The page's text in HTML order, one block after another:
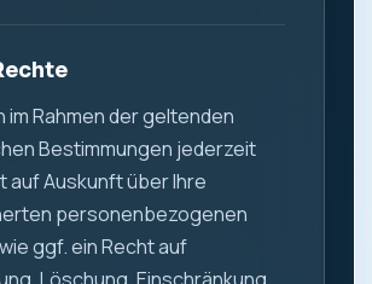
im Rahmen der geltenden
Bestimmungen jederzeit
auf Auskunft über Ihre
personenbezogenen
ggf. ein Recht auf
Löschung, Einschränkung